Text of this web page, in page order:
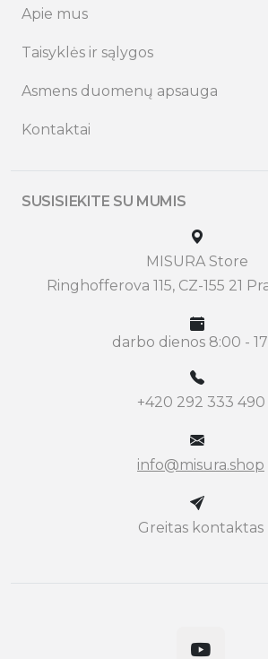
Apie mus
Taisyklės ir sąlygos
Asmens duomenų apsauga
Kontaktai
SUSISIEKITE SU MUMIS
MISURA Store
Ringhofferova 115, CZ-155 21
darbo dienos 8:00 -
+420 292 333 490
info@misura.shop
Greitas kontaktas